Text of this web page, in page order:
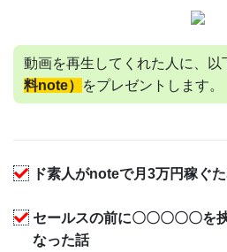
動画を再生してくれた人に、以
料note）
をプレゼントします。
ド素人がnoteで月3万円稼ぐ
セールスの前に〇〇〇〇〇を
なった話